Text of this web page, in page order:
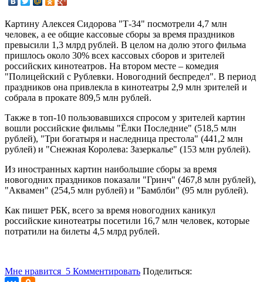
Картину Алексея Сидорова "Т-34" посмотрели 4,7 млн
человек, а ее общие кассовые сборы за время праздников
превысили 1,3 млрд рублей. В целом на долю этого фильма
пришлось около 30% всех кассовых сборов и зрителей
российских кинотеатров. На втором месте – комедия
"Полицейский с Рублевки. Новогодний беспредел". В период
праздников она привлекла в кинотеатры 2,9 млн зрителей и
собрала в прокате 809,5 млн рублей.
Также в топ-10 пользовавшихся спросом у зрителей картин
вошли российские фильмы "Ёлки Последние" (518,5 млн
рублей), "Три богатыря и наследница престола" (441,2 млн
рублей) и "Снежная Королева: Зазеркалье" (153 млн рублей).
Из иностранных картин наибольшие сборы за время
новогодних праздников показали "Гринч" (467,8 млн рублей),
"Аквамен" (254,5 млн рублей) и "Бамблби" (95 млн рублей).
Как пишет РБК, всего за время новогодних каникул
российские кинотеатры посетили 16,7 млн человек, которые
потратили на билеты 4,5 млрд рублей.
Мне нравится 5 Комментировать Поделиться: